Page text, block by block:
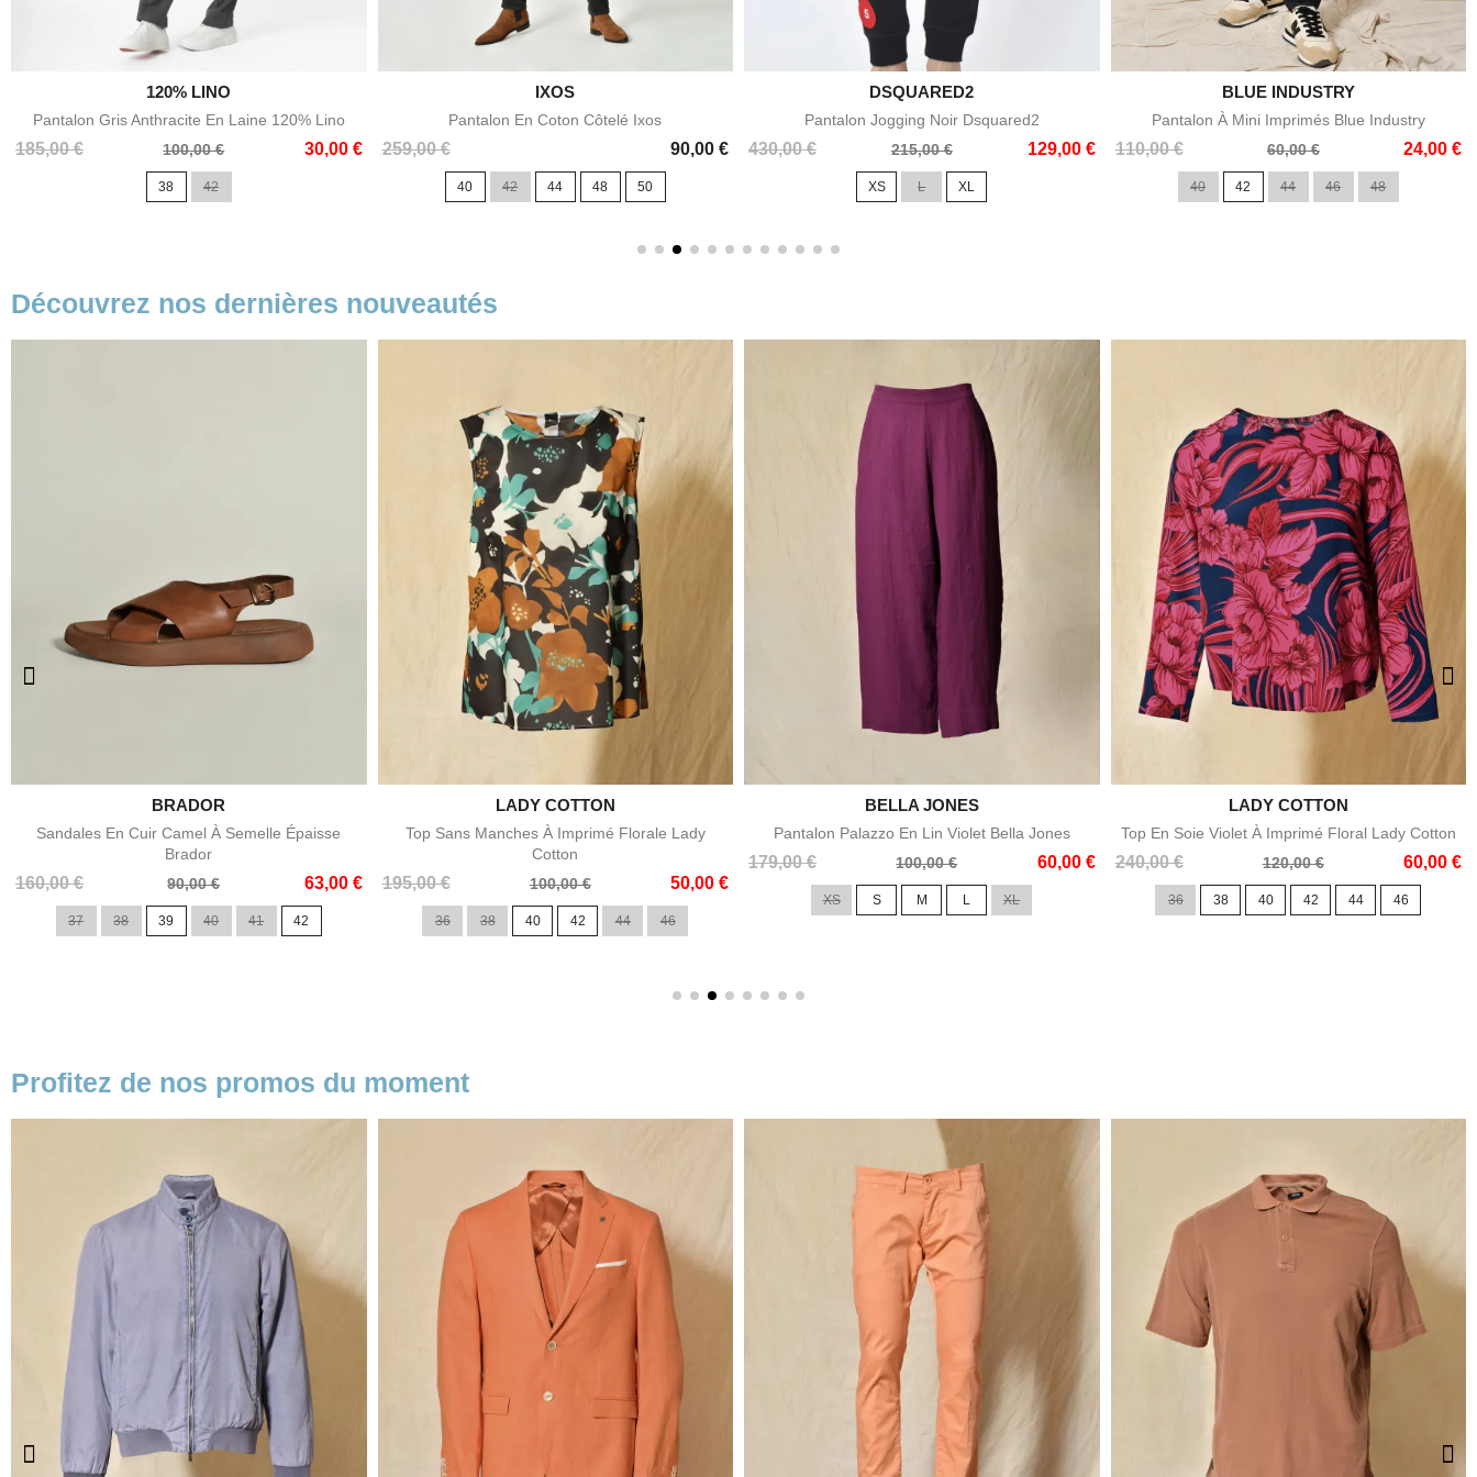
Aperçu rapide
120% LINO
Pantalon Gris Anthracite En Laine 120% Lino
185,00 €
Prix
100,00 € 30,00 €
Prix
38 42
Aperçu rapide
IXOS
Pantalon En Coton Côtelé Ixos
259,00 € 90,00 €
Prix
40 42 44 48 50
Aperçu rapide
DSQUARED2
Pantalon Jogging Noir Dsquared2
430,00 €
Prix
215,00 € 129,00 €
Prix
XS L XL
Aperçu rapide
BLUE INDUSTRY
Pantalon À Mini Imprimés Blue Industry
110,00 €
Prix
60,00 € 24,00 €
Prix
40 42 44 46 48
Découvrez nos dernières nouveautés
Aperçu rapide
BRADOR
Sandales En Cuir Camel À Semelle Épaisse
Brador
160,00 €
Prix
90,00 € 63,00 €
Prix
37 38 39 40 41 42
Aperçu rapide
LADY COTTON
Top Sans Manches À Imprimé Florale Lady
Cotton
195,00 €
Prix
100,00 € 50,00 €
Prix
36 38 40 42 44 46
Aperçu rapide
BELLA JONES
Pantalon Palazzo En Lin Violet Bella Jones
179,00 €
Prix
100,00 € 60,00 €
Prix
XS S M L XL
Aperçu rapide
LADY COTTON
Top En Soie Violet À Imprimé Floral Lady Cotton
240,00 €
Prix
120,00 € 60,00 €
Prix
36 38 40 42 44 46
Profitez de nos promos du moment